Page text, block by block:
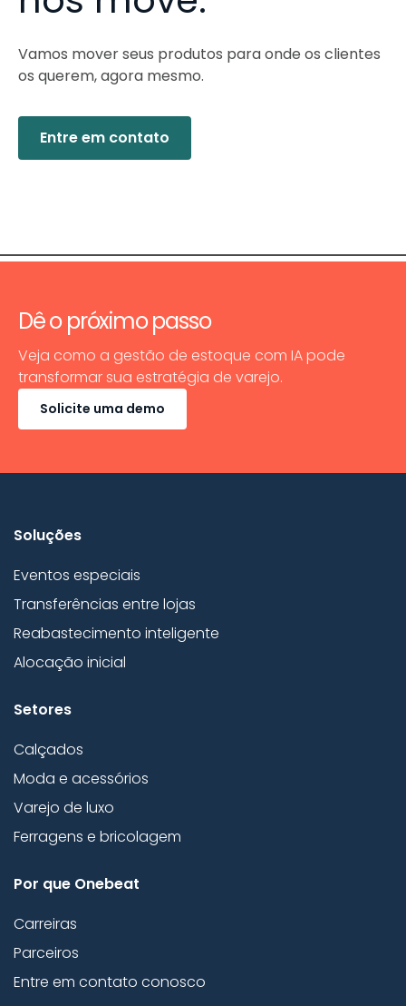
Vamos mover seus produtos para onde os clientes
os querem, agora mesmo.
Entre em contato
Dê o próximo passo
Veja como a gestão de estoque com IA pode
transformar sua estratégia de varejo.
Solicite uma demo
Soluções
Eventos especiais
Transferências entre lojas
Reabastecimento inteligente
Alocação inicial
Setores
Calçados
Moda e acessórios
Varejo de luxo
Ferragens e bricolagem
Por que Onebeat
Carreiras
Parceiros
Entre em contato conosco